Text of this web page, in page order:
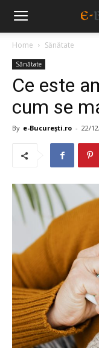
Home Sănătate
Sănătate
Ce este
cum se
By e-București.ro - 22/